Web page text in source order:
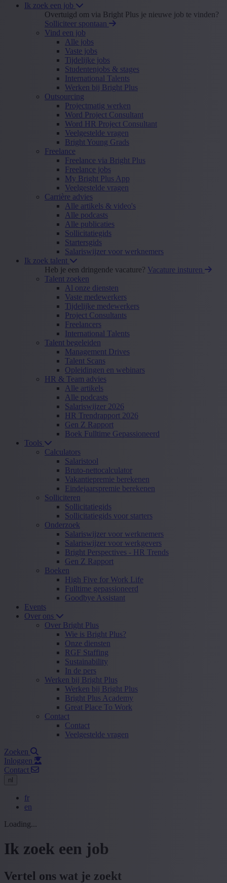
Ik zoek een job
Overtuigd om via Bright Plus je nieuwe job te vinden?
Solliciteer spontaan
Vind een job
Alle jobs
Vaste jobs
Tijdelijke jobs
Studentenjobs & stages
International Talents
Werken bij Bright Plus
Outsourcing
Projectmatig werken
Word Project Consultant
Word HR Project Consultant
Veelgestelde vragen
Bright Young Grads
Freelance
Freelance via Bright Plus
Freelance jobs
My Bright Plus App
Veelgestelde vragen
Carrière advies
Alle artikels & video's
Alle podcasts
Alle publicaties
Sollicitatiegids
Startersgids
Salariswijzer voor werknemers
Ik zoek talent
Heb je een dringende vacature? Vacature insturen
Talent zoeken
Al onze diensten
Vaste medewerkers
Tijdelijke medewerkers
Project Consultants
Freelancers
International Talents
Talent begeleiden
Management Drives
Talent Scans
Opleidingen en webinars
HR & Team advies
Alle artikels
Alle podcasts
Salariswijzer 2026
HR Trendrapport 2026
Gen Z Rapport
Boek Fulltime Gepassioneerd
Tools
Calculators
Salaristool
Bruto-nettocalculator
Vakantiepremie berekenen
Eindejaarspremie berekenen
Solliciteren
Sollicitatiegids
Sollicitatiegids voor starters
Onderzoek
Salariswijzer voor werknemers
Salariswijzer voor werkgevers
Bright Perspectives - HR Trends
Gen Z Rapport
Boeken
High Five for Work Life
Fulltime gepassioneerd
Goodbye Assistant
Events
Over ons
Over Bright Plus
Wie is Bright Plus?
Onze diensten
RGF Staffing
Sustainability
In de pers
Werken bij Bright Plus
Werken bij Bright Plus
Bright Plus Academy
Great Place To Work
Contact
Contact
Veelgestelde vragen
Zoeken
Inloggen
Contact
nl
fr
en
Loading...
Ik zoek een job
Vertel ons wat je zoekt